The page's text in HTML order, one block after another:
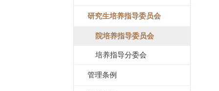
研究生培养指导委员会
院培养指导委员会
培养指导分委会
管理条例